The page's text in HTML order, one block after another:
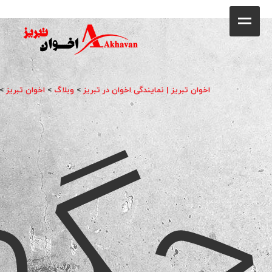
فروشگاه
محصولات
جشنواره فروش ویژه
کاتالوگ
گالری
وبلاگ
تماس با ما
اخوان تبریز | نمایندگی اخوان در تبریز> وبلاگ >اخوان تبریز